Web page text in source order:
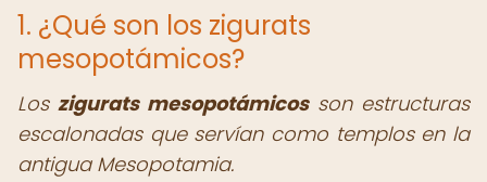
1. ¿Qué son los zigurats
mesopotámicos?
Los zigurats mesopotámicosson estructuras
escalonadas que servían como templos en la
antigua Mesopotamia.